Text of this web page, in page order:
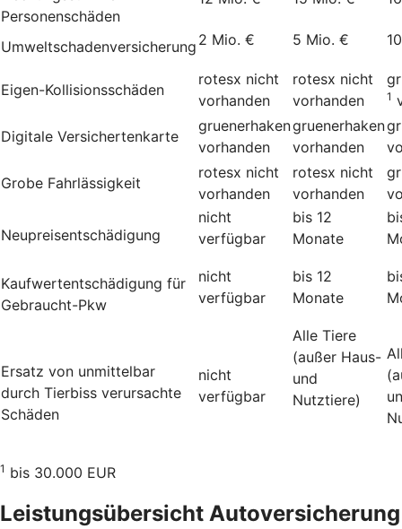
Personenschäden
Umweltschadenversicherung 2 Mio. € 5 Mio. €
Eigen-Kollisionsschäden
rotesx nicht
vorhanden
rotesx nicht
vorhanden
1
Digitale Versichertenkarte
gruenerhaken
vorhanden
gruenerhaken
vorhanden
Grobe Fahrlässigkeit
rotesx nicht
vorhanden
rotesx nicht
vorhanden
Neupreisentschädigung
nicht
verfügbar
bis 12
Monate
Kauf­wert­entschädi­gung für
Gebraucht-Pkw
nicht
verfügbar
bis 12
Monate
Ersatz von unmittelbar
durch Tierbiss verur­sachte
Schäden
nicht
verfügbar
Alle Tiere
(außer Haus-
und
Nutztiere)
1 bis 30.000 EUR
Leistungsübersicht Autoversicherung